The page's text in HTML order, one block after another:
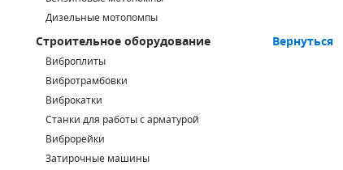
Дизельные мотопомпы
Строительное оборудование
Виброплиты
Вибротрамбовки
Виброкатки
Станки для работы с арматурой
Виброрейки
Затирочные машины
Вернуться
ФИЛЬТРЫ ТОПЛИВНЫЕ
МОТОРНОЕ МАСЛО
РАДИАТОРЫ
ПОДШИПНИКИ